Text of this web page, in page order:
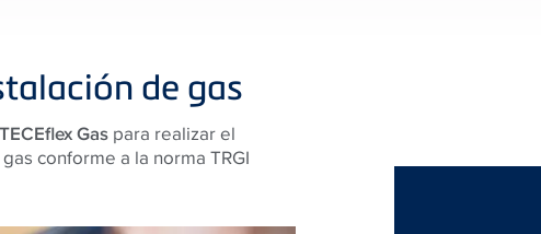
de gas
TECEflex Gas para realizar el
conforme a la norma TRGI